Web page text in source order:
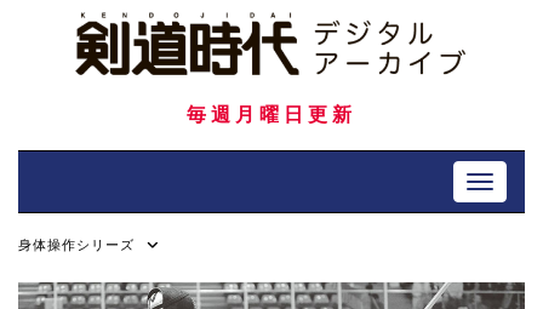
毎週月曜日更新
Toggle
身体操作シリーズ